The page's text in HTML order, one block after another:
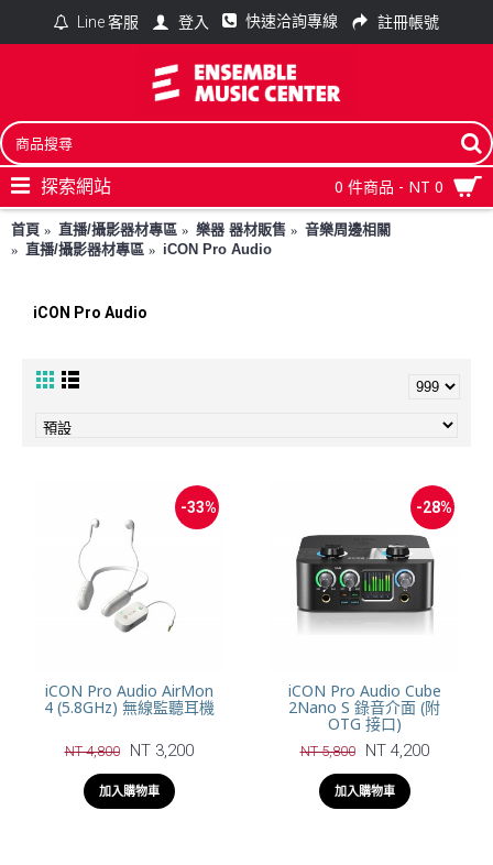
Line 客服 登入 快速洽詢專線 註冊帳號
0 件商品 - NT 0
探索網站
首頁 直播/攝影器材專區 樂器 器材販售
音樂周邊相關
直播/攝影器材專區
iCON Pro Audio
iCON Pro Audio
-33%
iCON Pro Audio AirMon
4 (5.8GHz) 無線監聽耳機
NT 4,800 NT 3,200
加入購物車
-28%
iCON Pro Audio Cube
2Nano S 錄音介面 (附
OTG 接口)
NT 5,800 NT 4,200
加入購物車